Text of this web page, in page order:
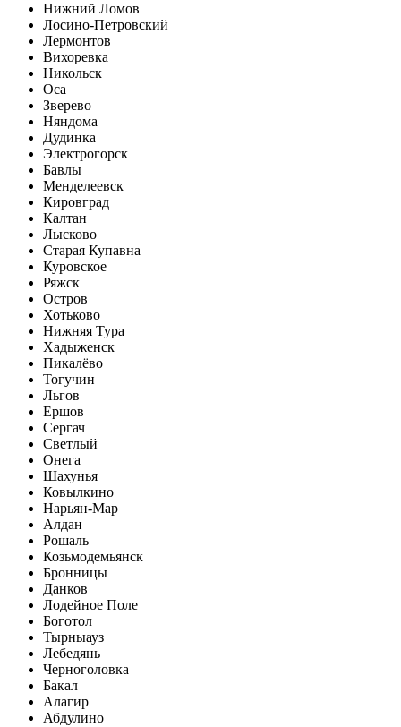
Нижний Ломов
Лосино-Петровский
Лермонтов
Вихоревка
Никольск
Оса
Зверево
Няндома
Дудинка
Электрогорск
Бавлы
Менделеевск
Кировград
Калтан
Лысково
Старая Купавна
Куровское
Ряжск
Остров
Хотьково
Нижняя Тура
Хадыженск
Пикалёво
Тогучин
Льгов
Ершов
Сергач
Светлый
Онега
Шахунья
Ковылкино
Нарьян-Мар
Алдан
Рошаль
Козьмодемьянск
Бронницы
Данков
Лодейное Поле
Боготол
Тырныауз
Лебедянь
Черноголовка
Бакал
Алагир
Абдулино